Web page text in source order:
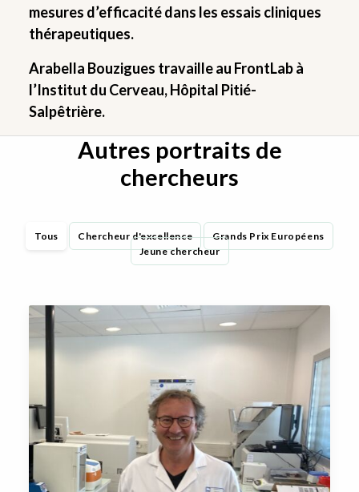
mesures d’efficacité dans les essais cliniques
thérapeutiques.
Arabella Bouzigues travaille au FrontLab à
l’Institut du Cerveau, Hôpital Pitié-
Salpêtrière.
Autres portraits de
chercheurs
Tous Chercheur d'excellence
Grands Prix Européens
Jeune chercheur